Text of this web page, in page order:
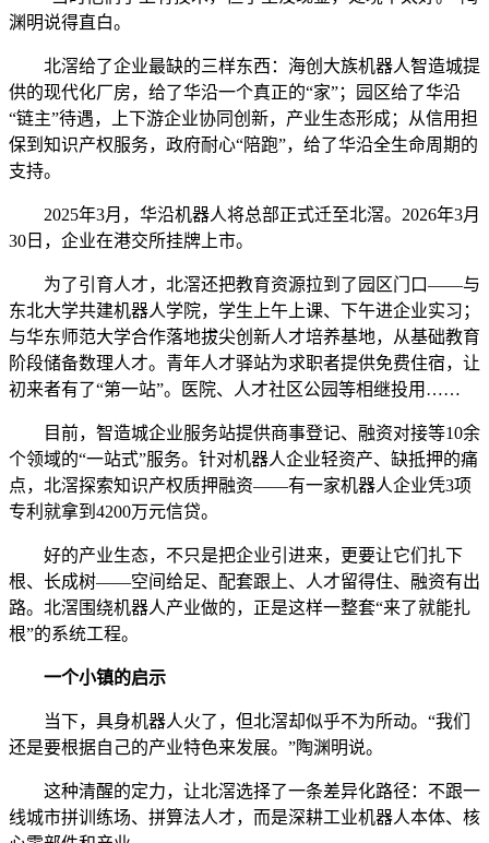
渊明说得直白。
北滘给了企业最缺的三样东西：海创大族机器人智造城提
供的现代化厂房，给了华沿一个真正的“家”；园区给了华沿
“链主”待遇，上下游企业协同创新，产业生态形成；从信用担
保到知识产权服务，政府耐心“陪跑”，给了华沿全生命周期的
支持。
2025年3月，华沿机器人将总部正式迁至北滘。2026年3月
30日，企业在港交所挂牌上市。
为了引育人才，北滘还把教育资源拉到了园区门口——与
东北大学共建机器人学院，学生上午上课、下午进企业实习；
与华东师范大学合作落地拔尖创新人才培养基地，从基础教育
阶段储备数理人才。青年人才驿站为求职者提供免费住宿，让
初来者有了“第一站”。医院、人才社区公园等相继投用……
目前，智造城企业服务站提供商事登记、融资对接等10余
个领域的“一站式”服务。针对机器人企业轻资产、缺抵押的痛
点，北滘探索知识产权质押融资——有一家机器人企业凭3项
专利就拿到4200万元信贷。
好的产业生态，不只是把企业引进来，更要让它们扎下
根、长成树——空间给足、配套跟上、人才留得住、融资有出
路。北滘围绕机器人产业做的，正是这样一整套“来了就能扎
根”的系统工程。
一个小镇的启示
当下，具身机器人火了，但北滘却似乎不为所动。“我们
还是要根据自己的产业特色来发展。”陶渊明说。
这种清醒的定力，让北滘选择了一条差异化路径：不跟一
线城市拼训练场、拼算法人才，而是深耕工业机器人本体、核